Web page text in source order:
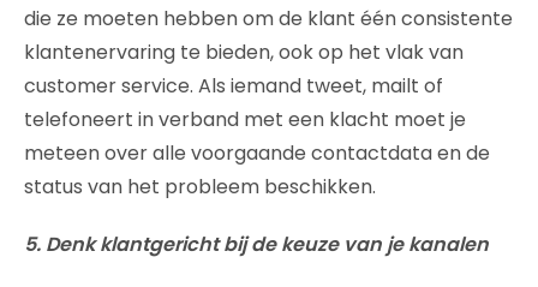
die ze moeten hebben om de klant één consistente
klantenervaring te bieden, ook op het vlak van
customer service. Als iemand tweet, mailt of
telefoneert in verband met een klacht moet je
meteen over alle voorgaande contactdata en de
status van het probleem beschikken.
5. Denk klantgericht bij de keuze van je kanalen